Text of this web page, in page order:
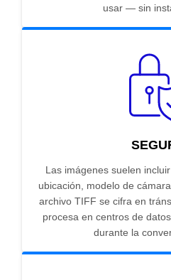
usar — sin
Las imágenes suelen
ubicación, modelo de
archivo TIFF se cifra en
procesa en centros de
durante la